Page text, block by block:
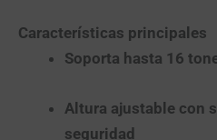
Características principales
Soporta hasta 16
Altura ajustable con
seguridad